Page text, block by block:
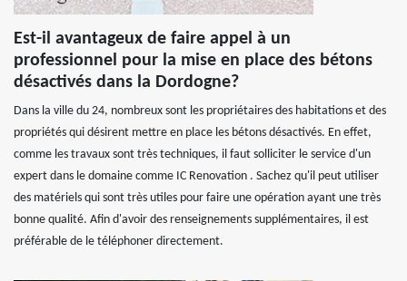
Est-il avantageux de faire appel à un
professionnel pour la mise en place des bétons
désactivés dans la Dordogne?
Dans la ville du 24, nombreux sont les propriétaires des habitations et des
propriétés qui désirent mettre en place les bétons désactivés. En effet,
comme les travaux sont très techniques, il faut solliciter le service d'un
expert dans le domaine comme IC Renovation . Sachez qu'il peut utiliser
des matériels qui sont très utiles pour faire une opération ayant une très
bonne qualité. Afin d'avoir des renseignements supplémentaires, il est
préférable de le téléphoner directement.